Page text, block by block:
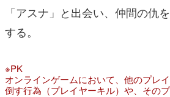
「アスナ」と出会い、仲間の仇
する。
※PK
オンラインゲームにおいて、他のプレ
倒す行為（プレイヤーキル）や、その